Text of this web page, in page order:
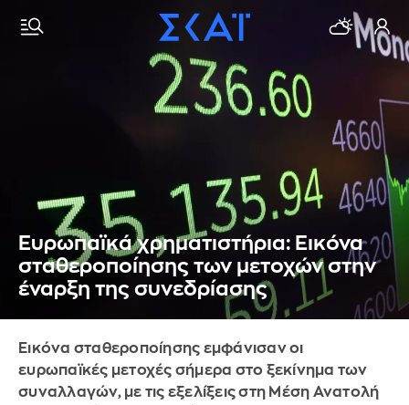
Ευρωπαϊκά χρηματιστήρια: Εικόνα
σταθεροποίησης των μετοχών στην
έναρξη της συνεδρίασης
Εικόνα σταθεροποίησης εμφάνισαν οι
ευρωπαϊκές μετοχές σήμερα στο ξεκίνημα των
συναλλαγών, με τις εξελίξεις στη Μέση Ανατολή